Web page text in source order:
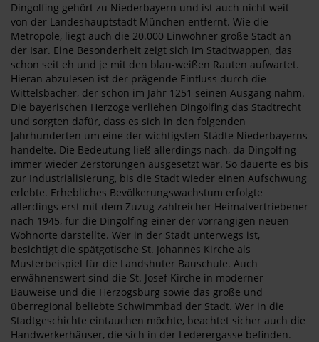
Dingolfing gehört zu Niederbayern und ist auch nicht weit
von der Landeshauptstadt München entfernt. Wie die
Metropole, liegt auch die 20.000 Einwohner große Stadt an
der Isar. Eine Besonderheit zeigt sich im Stadtwappen, das
schon seit eh und je mit den blau-weißen Rauten aufwartet.
Hieran abzulesen ist der prägende Einfluss durch die
Wittelsbacher, der schon im Jahr 1251 seinen Ausgang nahm.
Die bayerischen Herzoge verliehen Dingolfing das Stadtrecht
und sorgten dafür, dass es sich in den folgenden
Jahrhunderten um eine der wichtigsten Städte Niederbayerns
handelte. Die Bedeutung ließ allerdings nach, da Dingolfing
immer wieder Zerstörungen ausgesetzt war. So dauerte es bis
zur Industrialisierung, bis die Stadt wieder einen Aufschwung
erlebte. Erhebliches Bevölkerungswachstum erfolgte
allerdings erst mit dem Zuzug zahlreicher Heimatvertriebener
nach 1945, für die Dingolfing einer der vorrangigen neuen
Wohnorte darstellte. Wer in der Stadt unterwegs ist,
besichtigt die spätgotische St. Johannes Kirche als
Musterbeispiel für die Landshuter Bauschule. Auch
erwähnenswert sind die St. Josef Kirche in moderner
Bauweise und die Herzogsburg sowie das große und
überregional beliebte Schwimmbad der Stadt. Wer in die
Stadtgeschichte eintauchen möchte, beachtet sicher auch die
Handwerkerhäuser, die sich in der Lederergasse befinden.